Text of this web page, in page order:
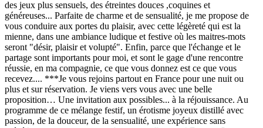
des jeux plus sensuels, des étreintes douces ,coquines et
généreuses... Parfaite de charme et de sensualité, je me propose de
vous conduire aux portes du plaisir, avec cette légèreté qui est la
mienne, dans une ambiance ludique et festive où les maitres-mots
seront "désir, plaisir et volupté". Enfin, parce que l'échange et le
partage sont importants pour moi, et sont le gage d'une rencontre
réussie, en ma compagnie, ce que vous donnez est ce que vous
recevez.... ***Je vous rejoins partout en France pour une nuit ou
plus et sur réservation. Je viens vers vous avec une belle
proposition… Une invitation aux possibles... à la réjouissance. Au
programme de ce mélange festif, un érotisme joyeux distillé avec
passion, de la douceur, de la sensualité, une expérience sans